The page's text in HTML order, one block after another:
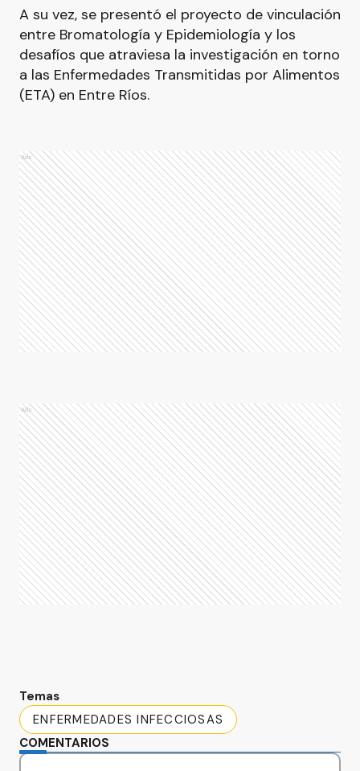
A su vez, se presentó el proyecto de vinculación
entre Bromatología y Epidemiología y los
desafíos que atraviesa la investigación en torno
a las Enfermedades Transmitidas por Alimentos
(ETA) en Entre Ríos.
Ads
Ads
Temas
ENFERMEDADES INFECCIOSAS
COMENTARIOS